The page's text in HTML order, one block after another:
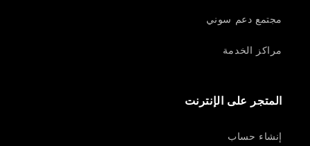
مجتمع دعم سوني
مراكز الخدمة
المتجر على الإنترنت
إنشاء حساب